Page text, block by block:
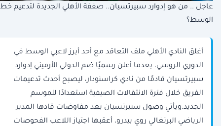
عاجل .. من هو إدوارد سبيرتسيان.. صفقة الأهلي الجديدة لتدعيم خط
الوسط؟
أغلق النادي الأهلي ملف التعاقد مع أحد أبرز لاعبي الوسط في
الدوري الروسي، بعدما أعلن رسميًا ضم الدولي الأرميني إدوارد
سبيرتسيان قادمًا من نادي كراسنودار، ليصبح أحدث تدعيمات
الفريق خلال فترة الانتقالات الصيفية استعدادًا للموسم
الجديد.ويأتي وصول سبيرتسيان بعد مفاوضات قادها المدير
الرياضي البرتغالي روي بيدرو، أعقبها اجتياز اللاعب الفحوصات